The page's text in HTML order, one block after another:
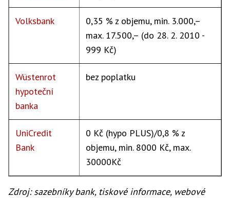
Volksbank
0,35 % z objemu, min. 3.000,–
max. 17.500,– (do 28. 2. 2010 -
999 Kč)
Wüstenrot
hypoteční
banka
bez poplatku
UniCredit
Bank
0 Kč (hypo PLUS)/0,8 % z
objemu, min. 8000 Kč, max.
30000Kč
Zdroj: sazebníky bank, tiskové informace, webové